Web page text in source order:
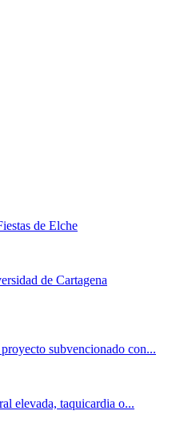
de Elche
de Cartagena
subvencionado con...
elevada, taquicardia o...